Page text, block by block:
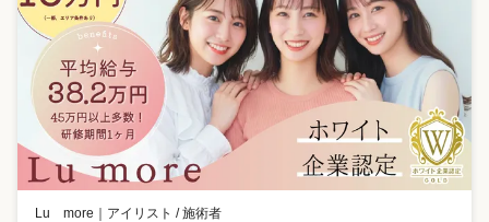
Lu more ｜ アイリスト / 施術者